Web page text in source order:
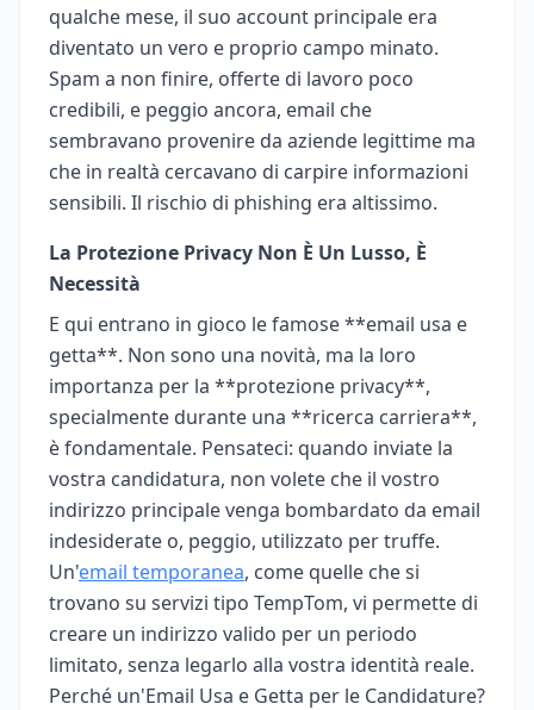
qualche mese, il suo account principale era
diventato un vero e proprio campo minato.
Spam a non finire, offerte di lavoro poco
credibili, e peggio ancora, email che
sembravano provenire da aziende legittime ma
che in realtà cercavano di carpire informazioni
sensibili. Il rischio di phishing era altissimo.
La Protezione Privacy Non È Un Lusso, È
Necessità
E qui entrano in gioco le famose **email usa e
getta**. Non sono una novità, ma la loro
importanza per la **protezione privacy**,
specialmente durante una **ricerca carriera**,
è fondamentale. Pensateci: quando inviate la
vostra candidatura, non volete che il vostro
indirizzo principale venga bombardato da email
indesiderate o, peggio, utilizzato per truffe.
Un'email temporanea, come quelle che si
trovano su servizi tipo TempTom, vi permette di
creare un indirizzo valido per un periodo
limitato, senza legarlo alla vostra identità reale.
Perché un'Email Usa e Getta per le Candidature?